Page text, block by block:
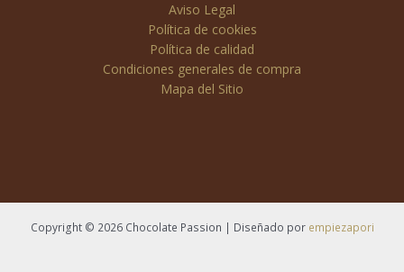
Aviso Legal
Política de cookies
Política de calidad
Condiciones generales de compra
Mapa del Sitio
Copyright © 2026 Chocolate Passion | Diseñado por empiezapori